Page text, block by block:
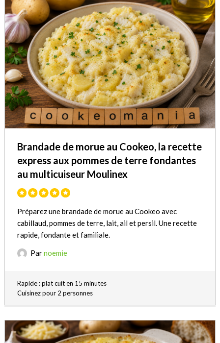
Brandade de morue au Cookeo, la recette
express aux pommes de terre fondantes
au multicuiseur Moulinex
Préparez une brandade de morue au Cookeo avec
cabillaud, pommes de terre, lait, ail et persil. Une recette
rapide, fondante et familiale.
Parnoemie
Rapide : plat cuit en 15 minutes
Cuisinez pour 2 personnes